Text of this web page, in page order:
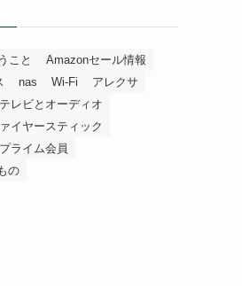
こと
Amazonセール情報
nas Wi-Fi
アレクサ
テレビとオーディオ
イヤースティック
プライム会員
の